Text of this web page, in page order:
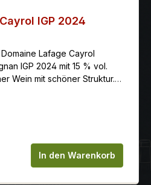
IGP 2024
Lafage Cayrol
IGP 2024 mit 15 % vol.
Wein mit schöner Struktur.
frischer, geschmeidiger und
Früchten.
Gib den
In den Warenkorb